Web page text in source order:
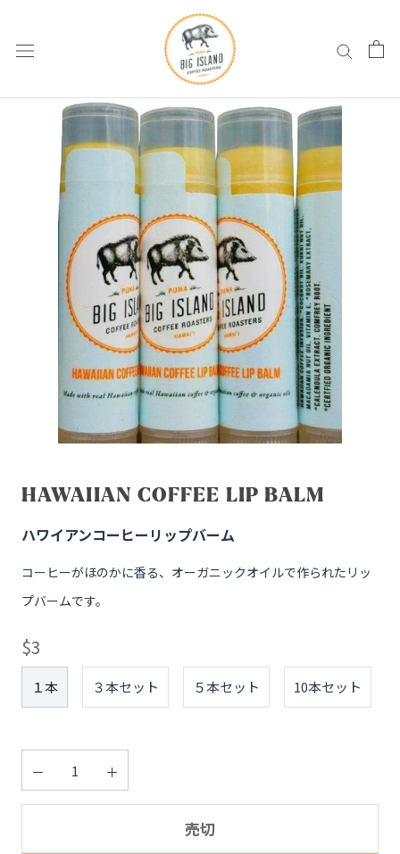
ン
HAWAIIAN COFFEE LIP BALM
ハワイアンコーヒーリップバーム
コーヒーがほのかに香る、オーガニックオイルで作られたリッ
プバームです。
$3
１本 ３本セット ５本セット 10本セット
売切